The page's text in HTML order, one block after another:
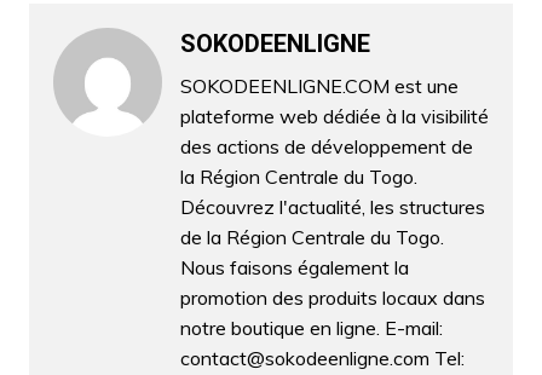
b
o
o
A
p
p
dI
n
e
n
g
er
a
m
g
er
SOKODEENLIGNE
SOKODEENLIGNE.COM est une
plateforme web dédiée à la visibilité
des actions de développement de
la Région Centrale du Togo.
Découvrez l'actualité, les structures
de la Région Centrale du Togo.
Nous faisons également la
promotion des produits locaux dans
notre boutique en ligne. E-mail:
contact@sokodeenligne.com Tel: